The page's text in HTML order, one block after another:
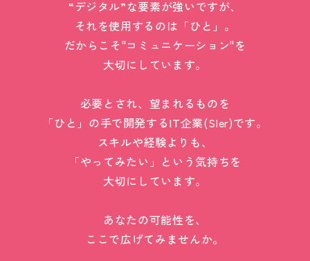
“デジタル”な要素が強いですが、
それを使用するのは「ひと」。
だからこそ"コミュニケーション"を
大切にしています。
必要とされ、望まれるものを
「ひと」の手で開発するIT企業(SIer)です。
スキルや経験よりも、
「やってみたい」という気持ちを
大切にしています。
あなたの可能性を、
ここで広げてみませんか。